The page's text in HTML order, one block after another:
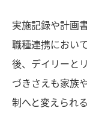
実施記録や計画
職種連携におい
後、デイリーと
づきさえも家族
制へと変えられ